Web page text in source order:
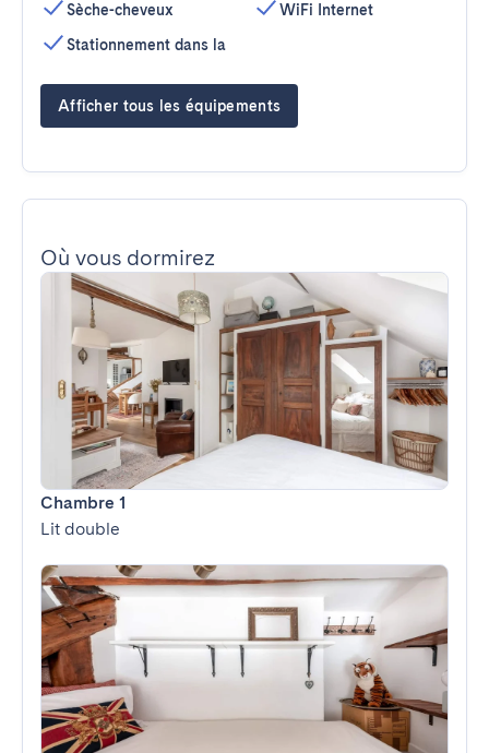
Sèche-cheveux
Stationnement dans la
WiFi Internet
Afficher tous les équipements
Où vous dormirez
Chambre 1
Lit double